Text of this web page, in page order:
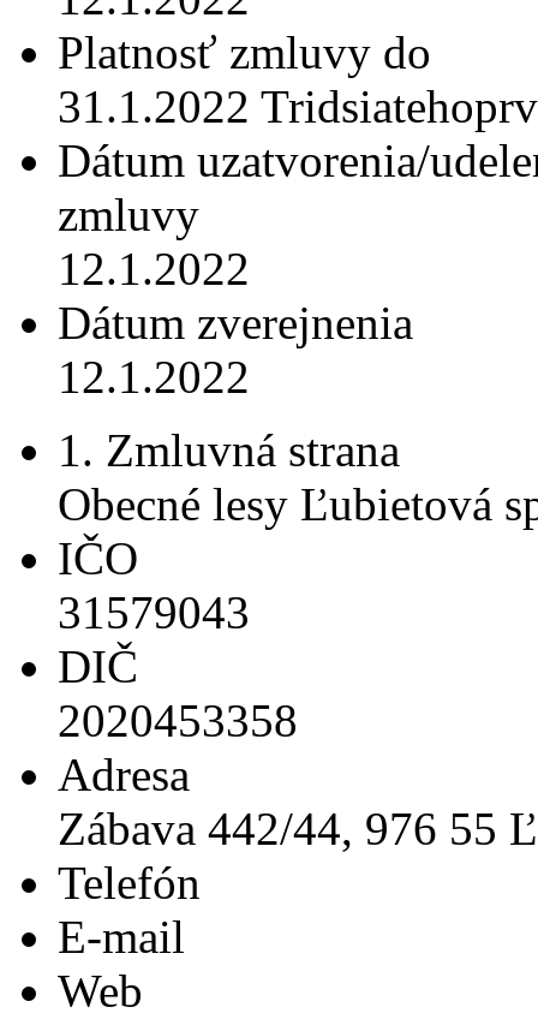
Platnosť zmluvy do
31.1.2022
Dátum uzatvorenia/
zmluvy
12.1.2022
Dátum zverejnenia
12.1.2022
1. Zmluvná strana
Obecné lesy Ľubietová
IČO
31579043
DIČ
2020453358
Adresa
Zábava 442/44, 976 55
Telefón
E-mail
Web